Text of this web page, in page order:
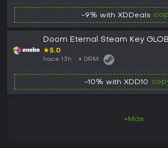
-9% with XDDeals
Doom Eternal Steam Key
★5.0
hace 13h DRM:
-10% with XDD10
+Más